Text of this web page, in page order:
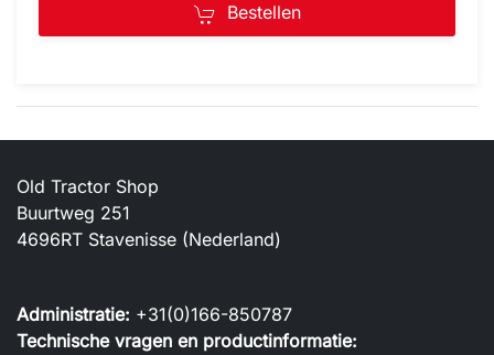
Bestellen
Old Tractor Shop
Buurtweg 251
4696RT Stavenisse (Nederland)
Administratie: +31(0)166-850787
Technische vragen en productinformatie: